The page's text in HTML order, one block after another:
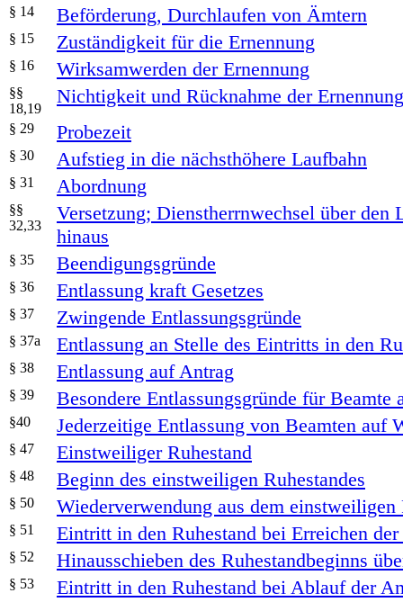
§ 14 Beförderung, Durchlaufen von Ämtern
§ 15 Zuständigkeit für die Ernennung
§ 16 Wirksamwerden der Ernennung
§§
18,19
Nichtigkeit und Rücknahme der Ernennung
§ 29 Probezeit
§ 30 Aufstieg in die nächsthöhere Laufbahn
§ 31 Abordnung
§§
32,33
Versetzung; Dienstherrnwechsel über den
hinaus
§ 35 Beendigungsgründe
§ 36 Entlassung kraft Gesetzes
§ 37 Zwingende Entlassungsgründe
§ 37a Entlassung an Stelle des Eintritts in den
§ 38 Entlassung auf Antrag
§ 39 Besondere Entlassungsgründe für Beamte
§40 Jederzeitige Entlassung von Beamten auf
§ 47 Einstweiliger Ruhestand
§ 48 Beginn des einstweiligen Ruhestandes
§ 50 Wiederverwendung aus dem einstweiligen
§ 51 Eintritt in den Ruhestand bei Erreichen
§ 52 Hinausschieben des Ruhestandbeginns
§ 53 Eintritt in den Ruhestand bei Ablauf der